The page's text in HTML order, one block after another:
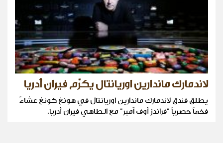
لاندمارك ماندارين اوريانتال يكرّم فيران أدريا
يطلق فندق لاندمارك ماندارين اوريانتال في هونغ كونغ عشاءً
فخماً حصرياً "فراندز أوف آمبر" مع الطاهي فيران أدريا.